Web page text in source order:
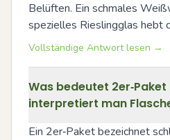
Belüften. Ein schmales
spezielles Rieslingglas hebt
Vollständige Antwort lesen →
Was bedeutet
interpretiert man
Ein 2er‑Paket bezeichnet